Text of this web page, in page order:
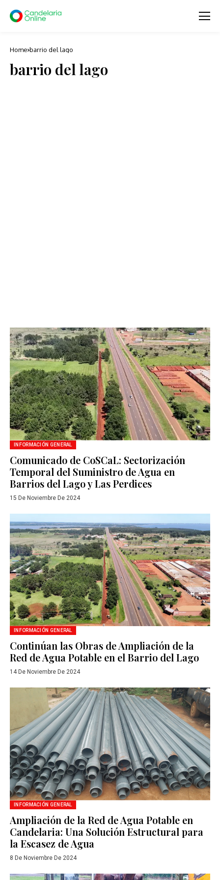
Home barrio del lago
barrio del lago
INFORMACIÓN GENERAL
Comunicado de CoSCaL: Sectorización
Temporal del Suministro de Agua en
Barrios del Lago y Las Perdices
15 De Noviembre De 2024
INFORMACIÓN GENERAL
Continúan las Obras de Ampliación de la
Red de Agua Potable en el Barrio del Lago
14 De Noviembre De 2024
INFORMACIÓN GENERAL
Ampliación de la Red de Agua Potable en
Candelaria: Una Solución Estructural para
la Escasez de Agua
8 De Noviembre De 2024